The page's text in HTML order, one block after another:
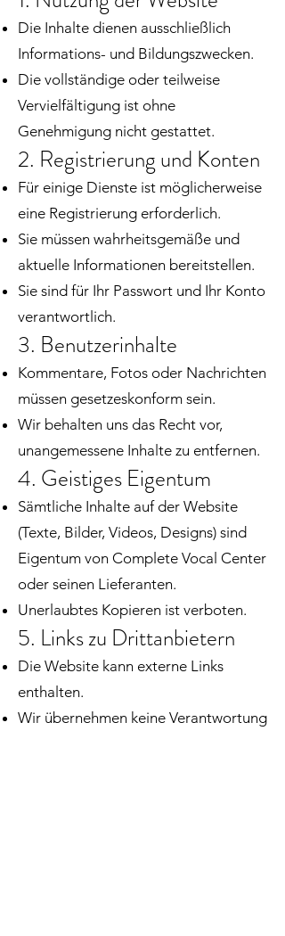
Die Inhalte dienen ausschließlich
Informations- und Bildungszwecken.
Die vollständige oder teilweise
Vervielfältigung ist ohne
Genehmigung nicht gestattet.
2. Registrierung und Konten
Für einige Dienste ist möglicherweise
eine Registrierung erforderlich.
Sie müssen wahrheitsgemäße und
aktuelle Informationen bereitstellen.
Sie sind für Ihr Passwort und Ihr Konto
verantwortlich.
3. Benutzerinhalte
Kommentare, Fotos oder Nachrichten
müssen gesetzeskonform sein.
Wir behalten uns das Recht vor,
unangemessene Inhalte zu entfernen.
4. Geistiges Eigentum
Sämtliche Inhalte auf der Website
(Texte, Bilder, Videos, Designs) sind
Eigentum von Complete Vocal Center
oder seinen Lieferanten.
Unerlaubtes Kopieren ist verboten.
5. Links zu Drittanbietern
Die Website kann externe Links
enthalten.
Wir übernehmen keine Verantwortung